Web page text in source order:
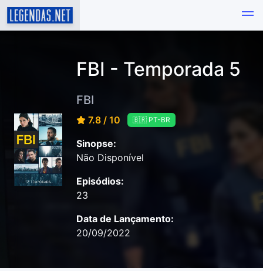
FBI - Temporada 5
FBI
7.8 / 10 🇧🇷 PT-BR
Sinopse:
Não Disponível
Episódios:
23
Data de Lançamento:
20/09/2022